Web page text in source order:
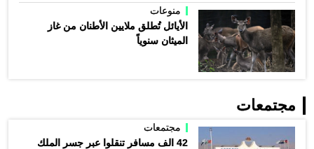
منوعات
الأيائل تُطلق ملايين الأطنان من غاز
الميثان سنوياً
مجتمعات
مجتمعات
42 الف مسافر تنقلوا عبر جسر الملك